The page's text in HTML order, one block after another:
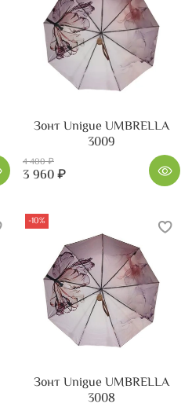
Зонт Unigue UMBRELLA
3009
4 400 ₽
3 960 ₽
-10%
Зонт Unigue UMBRELLA
3008